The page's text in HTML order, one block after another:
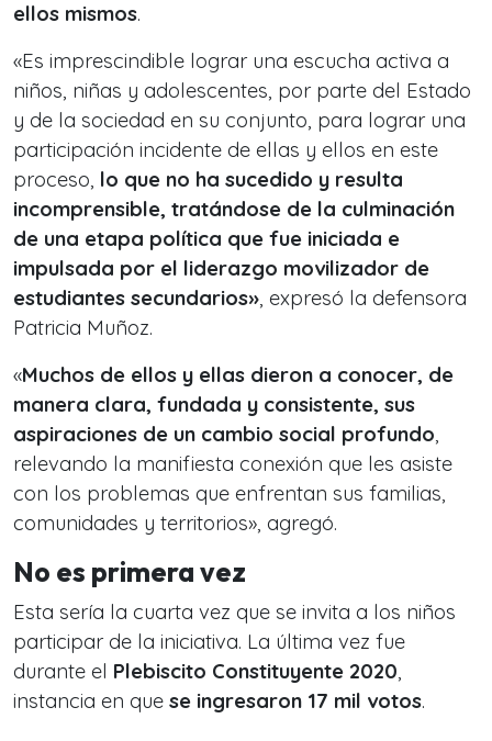
ellos mismos.
«Es imprescindible lograr una escucha activa a
niños, niñas y adolescentes, por parte del Estado
y de la sociedad en su conjunto, para lograr una
participación incidente de ellas y ellos en este
proceso, lo que no ha sucedido y resulta
incomprensible, tratándose de la culminación
de una etapa política que fue iniciada e
impulsada por el liderazgo movilizador de
estudiantes secundarios», expresó la defensora
Patricia Muñoz.
«Muchos de ellos y ellas dieron a conocer, de
manera clara, fundada y consistente, sus
aspiraciones de un cambio social profundo,
relevando la manifiesta conexión que les asiste
con los problemas que enfrentan sus familias,
comunidades y territorios», agregó.
No es primera vez
Esta sería la cuarta vez que se invita a los niños
participar de la iniciativa. La última vez fue
durante el Plebiscito Constituyente 2020,
instancia en que se ingresaron 17 mil votos.